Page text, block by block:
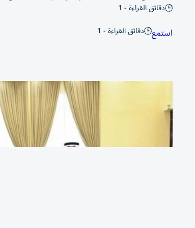
دقائق القراءة - 1
استمع دقائق القراءة - 1